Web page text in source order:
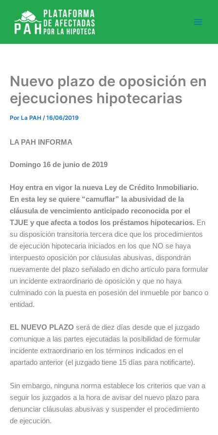
contenido
Nuevo plazo de oposición en
ejecuciones hipotecarias
Por La PAH /16/06/2019
LA PAH INFORMA
Domingo 16 de junio de 2019
Hoy entra en vigor la nueva Ley de Crédito Inmobiliario.
En esta ley se quiere “camuflar” la abusividad de la
cláusula de vencimiento anticipado reconocida por el
TJUE y que afecta a todos los préstamos hipotecarios. En
su disposición transitoria tercera dice que los procedimientos
de ejecución hipotecaria iniciados en los que NO se haya
interpuesto oposición por cláusulas abusivas, dispondrán
nuevamente del plazo señalado en dicho artículo para formular
un incidente extraordinario de oposición y que no haya
culminado con la puesta en posesión del inmueble por banco o
entidad.
EL NUEVO PLAZO será de diez días desde que el juzgado
comunique a las partes ejecutadas la posibilidad de formular
incidente extraordinario en los términos indicados en el
apartado anterior (el juzgado tiene 15 días para notificarte).
Sin embargo, ninguna norma establece los criterios que van a
seguir los juzgados a la hora de avisar del nuevo plazo para
denunciar cláusulas abusivas y suspender el procedimiento
de ejecución.